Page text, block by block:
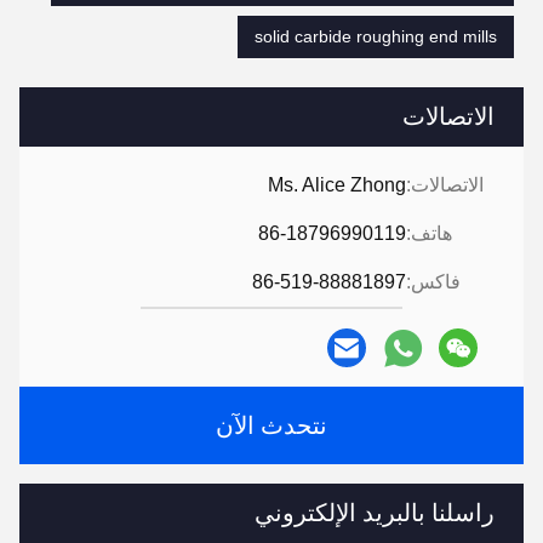
الاتصالات
الاتصالات:Ms. Alice Zhong
هاتف:86-18796990119
فاكس:86-519-88881897
نتحدث الآن
راسلنا بالبريد الإلكتروني
solid carbide roughing end mills